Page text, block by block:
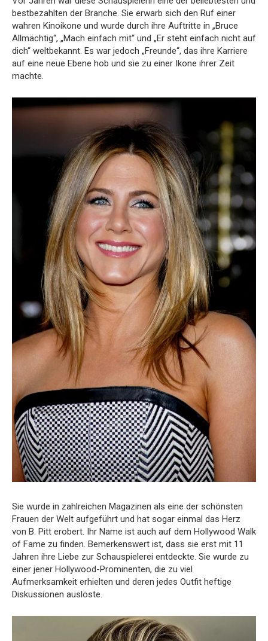
bestbezahlten der Branche. Sie erwarb sich den Ruf einer
wahren Kinoikone und wurde durch ihre Auftritte in „Bruce
Allmächtig“, „Mach einfach mit“ und „Er steht einfach nicht auf
dich“ weltbekannt. Es war jedoch „Freunde“, das ihre Karriere
auf eine neue Ebene hob und sie zu einer Ikone ihrer Zeit
machte.
Sie wurde in zahlreichen Magazinen als eine der schönsten
Frauen der Welt aufgeführt und hat sogar einmal das Herz
von B. Pitt erobert. Ihr Name ist auch auf dem Hollywood Walk
of Fame zu finden. Bemerkenswert ist, dass sie erst mit 11
Jahren ihre Liebe zur Schauspielerei entdeckte. Sie wurde zu
einer jener Hollywood-Prominenten, die zu viel
Aufmerksamkeit erhielten und deren jedes Outfit heftige
Diskussionen auslöste.